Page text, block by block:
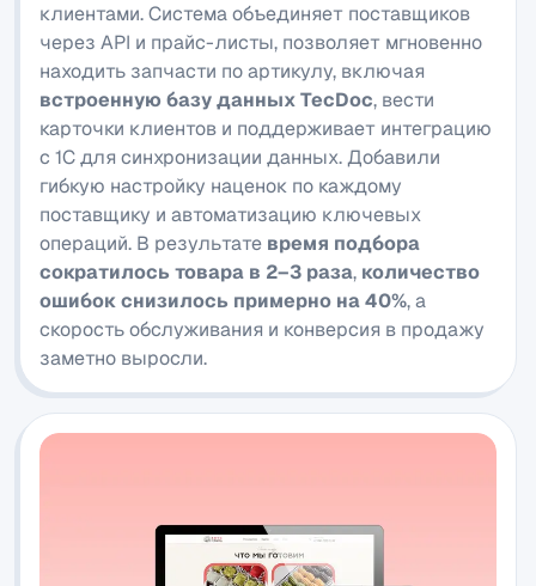
клиентами. Система объединяет поставщиков
через API и прайс-листы, позволяет мгновенно
находить запчасти по артикулу, включая
встроенную базу данных TecDoc, вести
карточки клиентов и поддерживает интеграцию
с 1C для синхронизации данных. Добавили
гибкую настройку наценок по каждому
поставщику и автоматизацию ключевых
операций. В результате время подбора
сократилось товара в 2–3 раза, количество
ошибок снизилось примерно на 40%, а
скорость обслуживания и конверсия в продажу
заметно выросли.